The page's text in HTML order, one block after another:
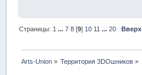
Страницы: 1 ...7 8 [9] 10 11 ...20 Вверх
Arts-Union » Территория 3DOшников »